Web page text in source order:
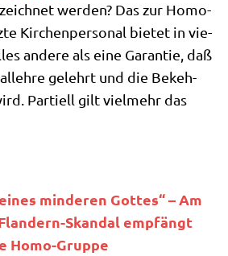
wer­den? Das zur Homo-
Kir­chen­per­so­nal bie­tet in vie­
ande­re als eine Garan­tie, daß
gelehrt und die Bekeh­
Par­ti­ell gilt viel­mehr das
min­de­ren Got­tes“ – Am
Skan­dal emp­fängt
Homo-Gruppe